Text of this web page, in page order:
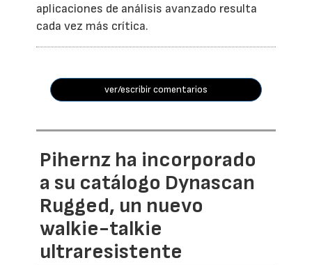
aplicaciones de análisis avanzado resulta
cada vez más crítica.
ver/escribir comentarios
Pihernz ha incorporado
a su catálogo Dynascan
Rugged, un nuevo
walkie-talkie
ultraresistente